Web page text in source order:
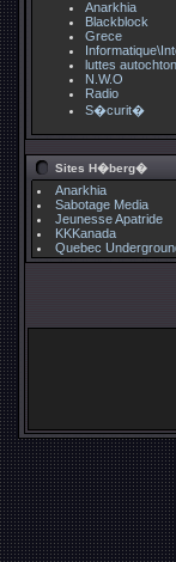
Anarkhia
Blackblock
Grece
luttes
N.W.O
Radio
S�curit�
Sites H�berg�
Anarkhia
Sabotage Media
Jeunesse Apatride
KKKanada
Quebec